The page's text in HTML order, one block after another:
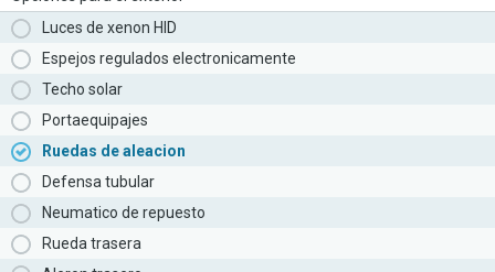
Luces de xenon HID
Espejos regulados electronicamente
Techo solar
Portaequipajes
Ruedas de aleacion
Defensa tubular
Neumatico de repuesto
Rueda trasera